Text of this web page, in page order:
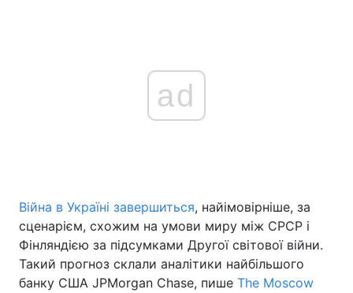
Головна Війна
Україна Політика
Економіка Світ
ad
Війна в Україні завершиться, найімовірніше, за
сценарієм, схожим на умови миру між СРСР і
Фінляндією за підсумками Другої світової війни.
Такий прогноз склали аналітики найбільшого
банку США JPMorgan Chase, пише The Moscow